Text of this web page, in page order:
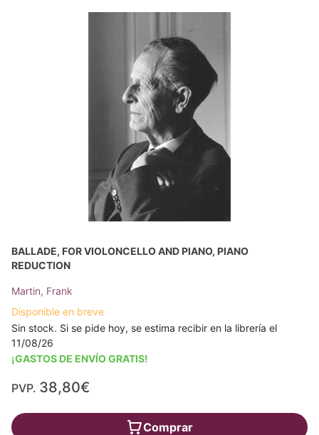
BALLADE, FOR VIOLONCELLO AND PIANO, PIANO
REDUCTION
Martin, Frank
Disponible en breve
Sin stock. Si se pide hoy, se estima recibir en la librería el
11/08/26
¡GASTOS DE ENVÍO GRATIS!
PVP. 38,80€
Comprar